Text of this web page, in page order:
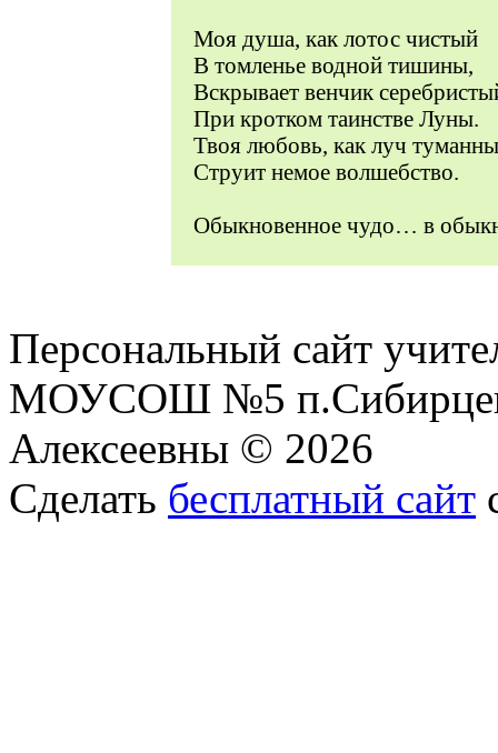
Моя душа, как лотос чистый
В томленье водной тишины,
Вскрывает венчик
При кротком таинстве Луны.
Твоя любовь, как луч
Струит немое волшебство.
Обыкновенное чудо… в
Персональный сайт
МОУСОШ №5
Алексеевны © 2026
Сделать бесплатный сайт